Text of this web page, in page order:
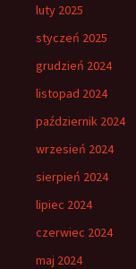
luty 2025
styczeń 2025
grudzień 2024
listopad 2024
październik 2024
wrzesień 2024
sierpień 2024
lipiec 2024
czerwiec 2024
maj 2024